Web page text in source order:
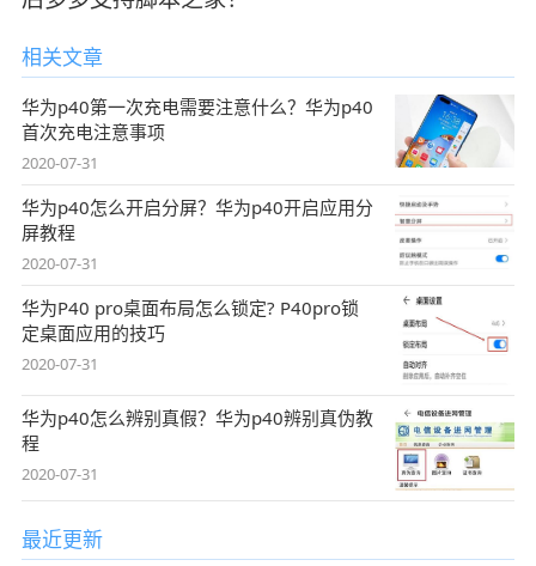
相关文章
华为p40第一次充电需要注意什么？华为p40
首次充电注意事项
2020-07-31
华为p40怎么开启分屏？华为p40开启应用分
屏教程
2020-07-31
华为P40 pro桌面布局怎么锁定? P40pro锁
定桌面应用的技巧
2020-07-31
华为p40怎么辨别真假？华为p40辨别真伪教
程
2020-07-31
最近更新